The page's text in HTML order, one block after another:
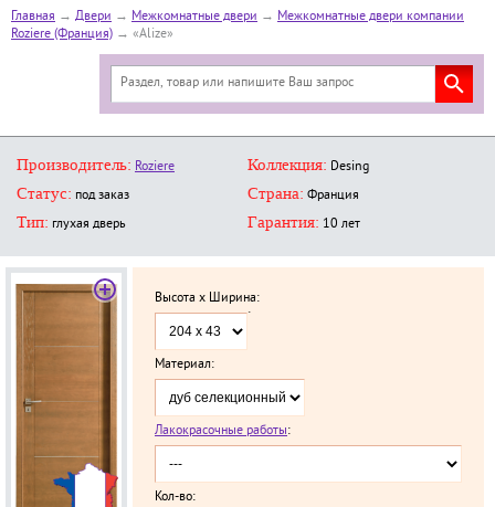
Главная → Двери → Межкомнатные двери → Межкомнатные двери компании
Roziere (Франция) → «Alize»
Производитель: Roziere Коллекция: Desing
Статус: под заказ Страна: Франция
Тип: глухая дверь Гарантия: 10 лет
Высота x Ширина:
Материал:
Лакокрасочные работы:
Кол-во:
`